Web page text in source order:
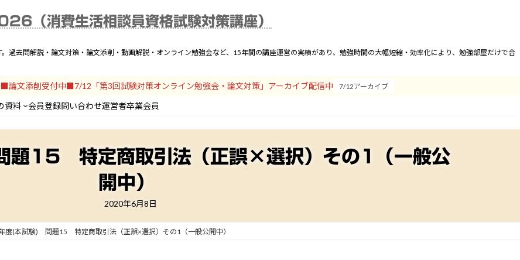
（消費生活相談員資格試験対策講座）
過去問解説・論文対策・論文添削・動画解説・オンライン勉強会など、15年間の講座運営の実績があり、勉強時間の大幅短縮・効率化により、勉強部屋だけで合
論文添削受付中■7/12「第3回試験対策オンライン勉強会・論文対策」アーカイブ配信中 7/12アーカイブ
資料 会員登録問い合わせ運営者卒業会員
15 特定商取引法（正誤×選択）その1（一般公
開中）
2020年6月8日
度(本試験) 問題15 特定商取引法（正誤×選択）その1（一般公開中）